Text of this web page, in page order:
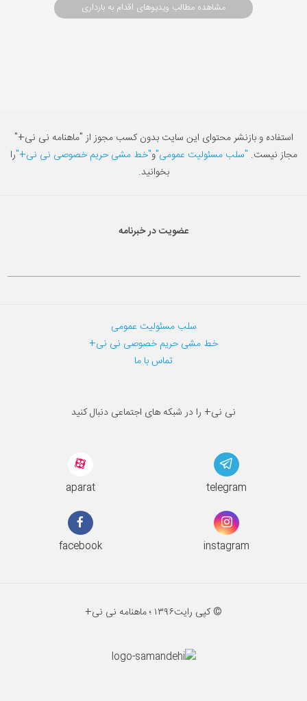
مشاهده مطالب ویدیوهای اقدام به بارداری
استفاده و بازنشر محتوای این سایت بدون کسب مجوز از "ماهنامه نی نی+"
مجاز نیست. "سلب مسئولیت عمومی"و"خط مشی حریم خصوصی نی نی+"را
بخوانید.
عضویت در خبرنامه
سلب مسئولیت عمومی
خط مشی حریم خصوصی نی نی+
تماس با ما
نی نی+ را در شبکه های اجتماعی دنبال کنید
aparat telegram
facebook instagram
© کپی رایت۱۳۹۶ ؛ ماهنامه نی نی+